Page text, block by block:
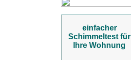
einfacher
Schimmeltest für
Ihre Wohnung